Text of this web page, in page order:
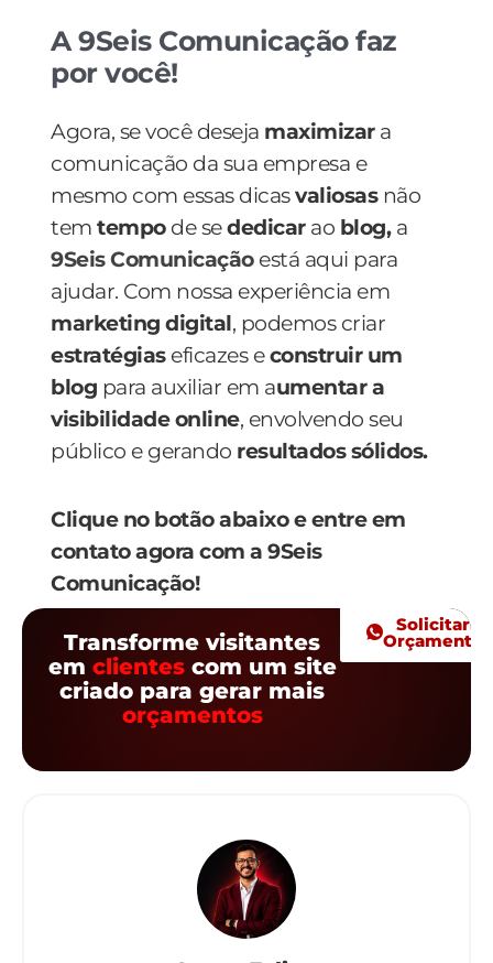
A 9Seis Comunicação faz
por você!
Agora, se você deseja maximizar a
comunicação da sua empresa e
mesmo com essas dicasvaliosas não
temtempo de sededicar ao blog,a
9Seis Comunicaçãoestá aqui para
ajudar. Com nossa experiência em
marketing digital, podemos criar
estratégiaseficazes econstruir um
blog para auxiliar em aumentar a
visibilidade online, envolvendo seu
público e gerando resultados sólidos.
Clique no botão abaixo e entre em
contato agora com a 9Seis
Comunicação!
Transforme visitantes
em clientescom um site
criado para gerar mais
orçamentos
Solicitar
Orçamento